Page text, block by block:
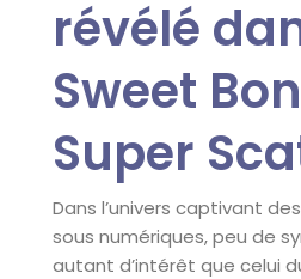
révélé
Sweet
Super
Dans l’univers captivant
sous numériques, peu de
autant d’intérêt que celui